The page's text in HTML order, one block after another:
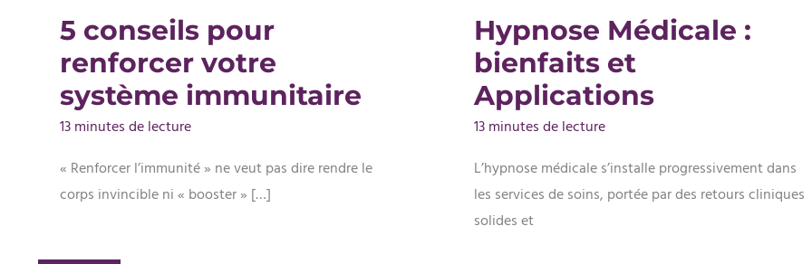
5 conseils pour
renforcer votre
système immunitaire
13 minutes de lecture
« Renforcer l’immunité » ne veut pas dire rendre le
corps invincible ni « booster » […]
Hypnose Médicale :
bienfaits et
Applications
13 minutes de lecture
L’hypnose médicale s’installe progressivement dans
les services de soins, portée par des retours cliniques
solides et